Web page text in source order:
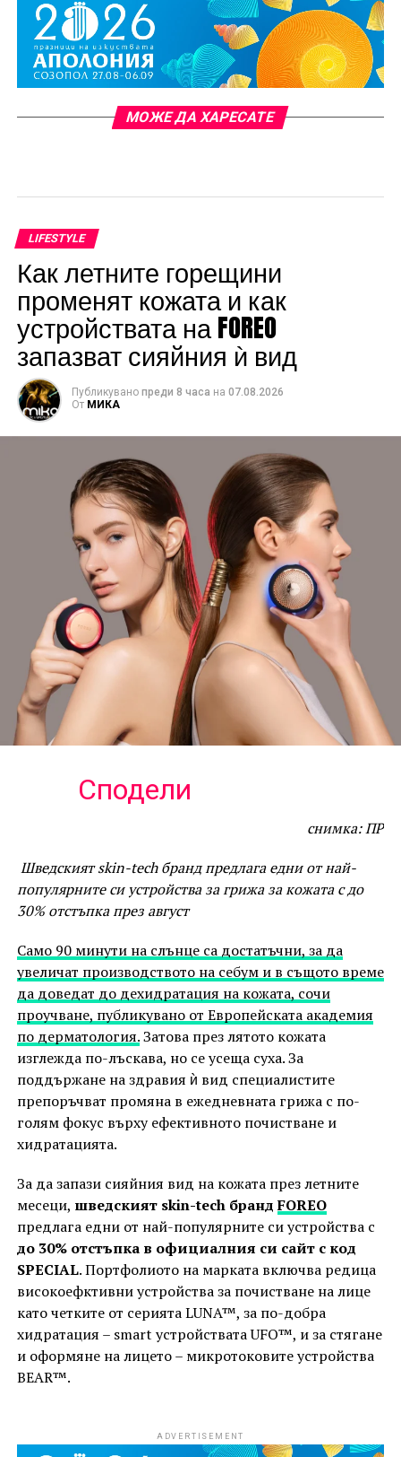
МОЖЕ ДА ХАРЕСАТЕ
LIFESTYLE
Как летните горещини
променят кожата и как
устройствата на FOREO
запазват сияйния ѝ вид
Публикувано преди 8 часа на 07.08.2026
От МИКА
Сподели
снимка: ПР
Шведският skin-tech бранд предлага едни от най-
популярните си устройства за грижа за кожата с до
30% отстъпка през август
Само 90 минути на слънце са достатъчни, за да
увеличат производството на себум и в същото време
да доведат до дехидратация на кожата, сочи
проучване, публикувано от Европейската академия
по дерматология.Затова през лятото кожата
изглежда по-лъскава, но се усеща суха. За
поддържане на здравия ѝ вид специалистите
препоръчват промяна в ежедневната грижа с по-
голям фокус върху ефективното почистване и
хидратацията.
За да запази сияйния вид на кожата през летните
месеци, шведският skin-tech брандFOREO
предлага едни от най-популярните си устройства с
до 30% отстъпка в официалния си сайт с код
SPECIAL. Портфолиото на марката включва редица
високоефктивни устройства за почистване на лице
като четките от серията LUNA™, за по-добра
хидратация – smart устройствaта UFO™, и за стягане
и оформяне на лицето – микротоковите устройства
BEAR™.
ADVERTISEMENT